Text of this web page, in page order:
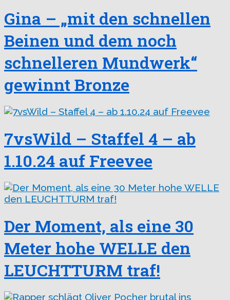
Gina – „mit den schnellen
Beinen und dem noch
schnelleren Mundwerk“
gewinnt Bronze
7vsWild – Staffel 4 – ab
1.10.24 auf Freevee
Der Moment, als eine 30
Meter hohe WELLE den
LEUCHTTURM traf!